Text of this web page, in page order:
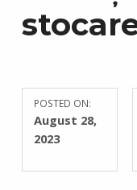
POSTED ON:
August 28,
2023
C
O
M